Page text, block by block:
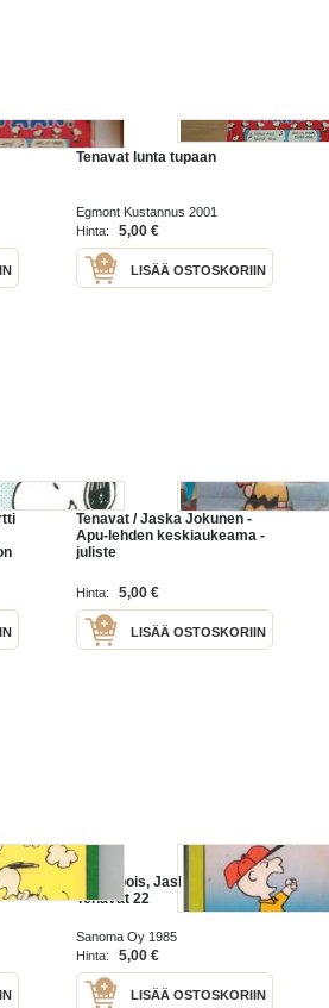
Tenavat lunta tupaan
Egmont Kustannus 2001
Hinta:
5,00 €
LISÄÄ OSTOSKORIIN
Tenavat / Jaska Jokunen -
Apu-lehden keskiaukeama -
juliste
Hinta: 5,00 €
LISÄÄ OSTOSKORIIN
Pelko pois, Jaska Jokunen -
Tenavat 22
Sanoma Oy 1985
Hinta:
5,00 €
LISÄÄ OSTOSKORIIN